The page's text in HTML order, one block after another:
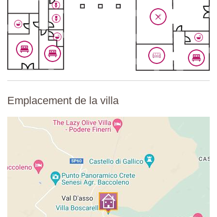
Douche, lavabo, bidet, toilettes.
Premier étage
Salon
Canapé, fauteuils, placard, porte donnant sur un grand balcon.
Lit double (ne peut pas être converti en lits jumeaux), tables de
chevet, armoire, réfrigérateur, moustiquaires, climatisation,
chaises, commode, canapé.
Salle de bain attenante
Douche, lavabo, bidet, toilettes.
Chambre 5
Lit double (ne peut pas être converti en lits jumeaux), tables de
chevet, armoire, réfrigérateur, chaises, commode, banc,
moustiquaires, climatisation, porte donnant sur un grand balcon.
Emplacement de la villa